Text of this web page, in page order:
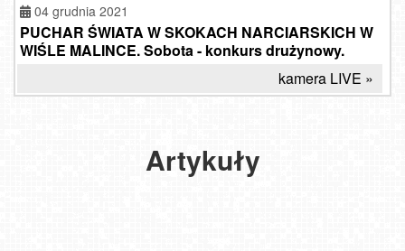
04 grudnia 2021
PUCHAR ŚWIATA W SKOKACH NARCIARSKICH W
WIŚLE MALINCE. Sobota - konkurs drużynowy.
kamera LIVE »
Artykuły
PUCHAR